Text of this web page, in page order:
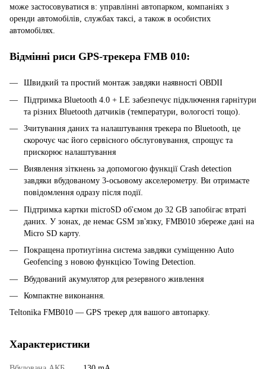
може застосовуватися в: управлінні автопарком, компаніях з
оренди автомобілів, службах таксі, а також в особистих
автомобілях.
Відмінні риси GPS-трекера FMB 010:
Швидкий та простий монтаж завдяки наявності OBDII
Підтримка Bluetooth 4.0 + LE забезпечує підключення гарнітури
та різних Bluetooth датчиків (температури, вологості тощо).
Зчитування даних та налаштування трекера по Bluetooth, це
скорочує час його сервісного обслуговування, спрощує та
прискорює налаштування
Виявлення зіткнень за допомогою функції Crash detection
завдяки вбудованому 3-осьовому акселерометру. Ви отримаєте
повідомлення одразу після події.
Підтримка картки microSD об'ємом до 32 GB запобігає втраті
даних. У зонах, де немає GSM зв'язку, FMB010 збереже дані на
Micro SD карту.
Покращена протиугінна система завдяки суміщенню Auto
Geofencing з новою функцією Towing Detection.
Вбудований акумулятор для резервного живлення
Компактне виконання.
Teltonika FMB010 — GPS трекер для вашого автопарку.
Характеристики